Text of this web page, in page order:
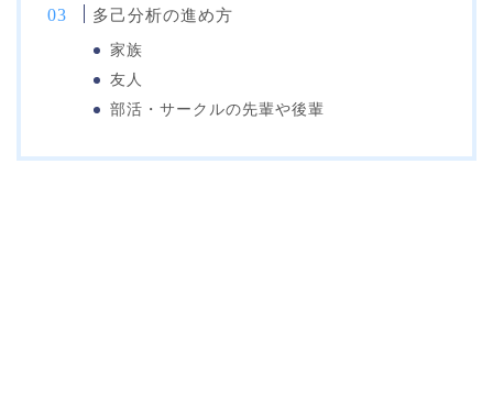
多己分析の進め方
家族
友人
部活・サークルの先輩や後輩